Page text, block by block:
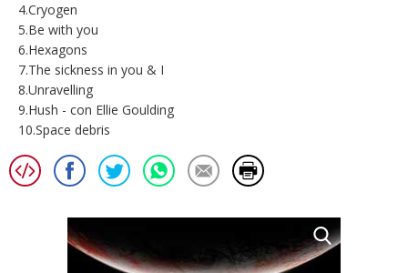
4.Cryogen
5.Be with you
6.Hexagons
7.The sickness in you & I
8.Unravelling
9.Hush - con Ellie Goulding
10.Space debris